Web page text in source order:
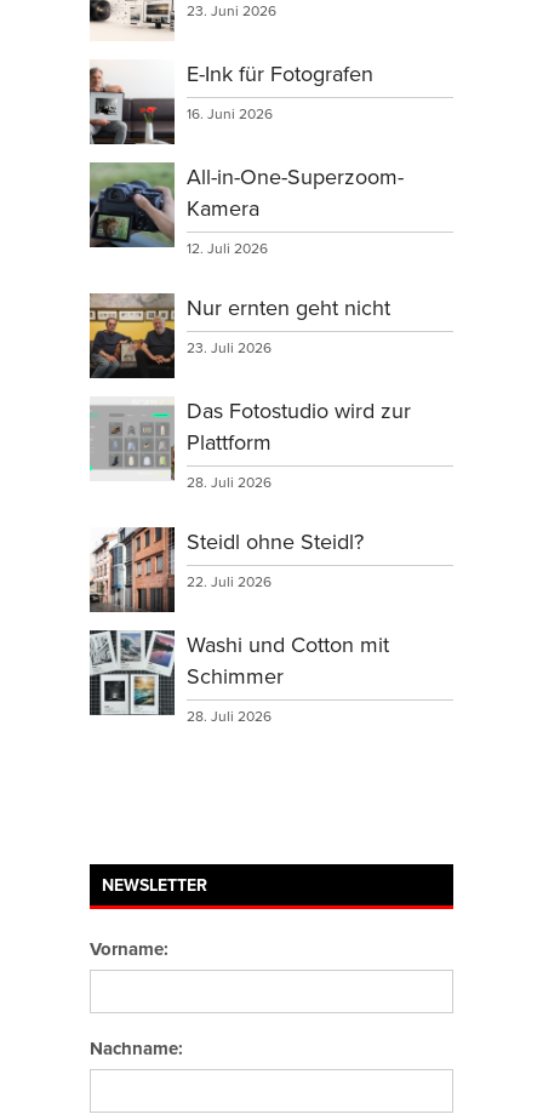
23. Juni 2026
E-Ink für Fotografen
16. Juni 2026
All-in-One-Superzoom-
Kamera
12. Juli 2026
Nur ernten geht nicht
23. Juli 2026
Das Fotostudio wird zur
Plattform
28. Juli 2026
Steidl ohne Steidl?
22. Juli 2026
Washi und Cotton mit
Schimmer
28. Juli 2026
NEWSLETTER
Vorname:
Nachname: